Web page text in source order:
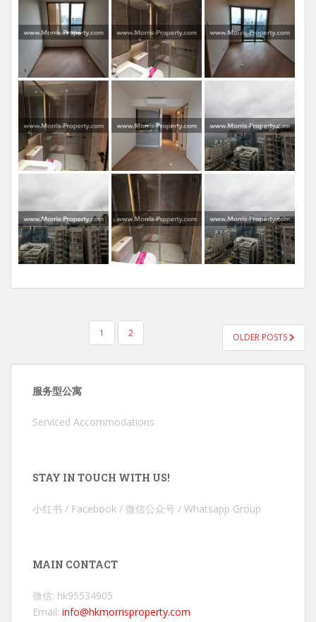
1 2 OLDER POSTS
服务型公寓
Serviced Accommodations
STAY IN TOUCH WITH US!
小红书 / Facebook / 微信公众号 / Whatsapp Group
MAIN CONTACT
微信: hk95534905
Email: info@hkmorrisproperty.com